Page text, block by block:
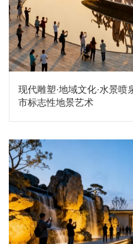
现代雕塑·地域文化·水景
市标志性地景艺术